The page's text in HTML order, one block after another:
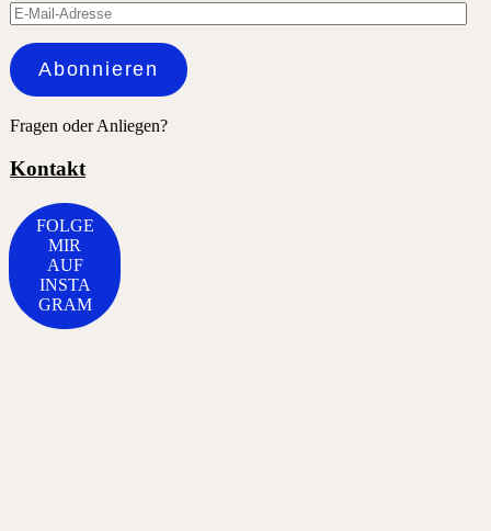
E-
Mail-
Adresse
Abonnieren
Fragen oder Anliegen?
Kontakt
FOLGE
MIR
AUF
INSTA
GRAM